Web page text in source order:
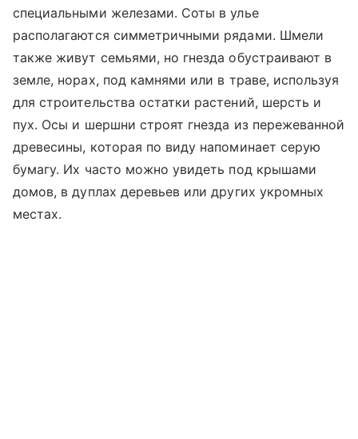
специальными железами. Соты в улье
располагаются симметричными рядами. Шмели
также живут семьями, но гнезда обустраивают в
земле, норах, под камнями или в траве, используя
для строительства остатки растений, шерсть и
пух. Осы и шершни строят гнезда из пережеванной
древесины, которая по виду напоминает серую
бумагу. Их часто можно увидеть под крышами
домов, в дуплах деревьев или других укромных
местах.